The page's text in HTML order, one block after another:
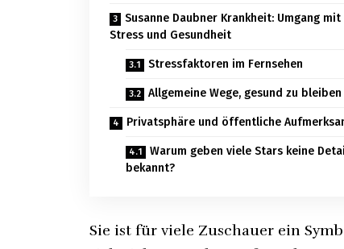
Susanne Daubner Krankheit: Umgang mit
Stress und Gesundheit
Stressfaktoren im Fernsehen
Allgemeine Wege, gesund zu bleiben
Privatsphäre und öffentliche
Warum geben viele Stars keine
bekannt?
Sie ist für viele Zuschauer ein